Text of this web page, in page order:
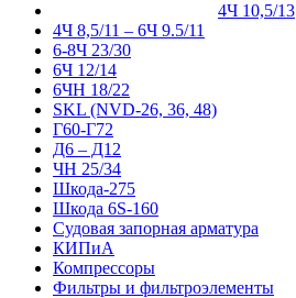
4Ч 10,5/13
4Ч 8,5/11 – 6Ч 9.5/11
6-8Ч 23/30
6Ч 12/14
6ЧН 18/22
SKL (NVD-26, 36, 48)
Г60-Г72
Д6 – Д12
ЧН 25/34
Шкода-275
Шкода 6S-160
Судовая запорная арматура
КИПиА
Компрессоры
Фильтры и фильтроэлементы